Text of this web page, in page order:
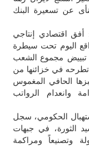
عن تسعيرة البنك
اقتصادي إنتاجي
اليوم تحت سيطرة
تبييض مجموع الشعب
تطرحه في خزائنها من
الحافي المغموس
وانعدام الرواتب
الحكومي، سجل
الثورة، في جبهات
وتصنيعاً ومراكمة